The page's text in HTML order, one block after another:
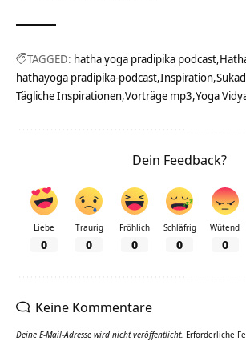
TAGGED: hatha yoga pradipika podcast
hathayoga pradipika-podcast Inspiration
Tägliche Inspirationen Vorträge mp3 Yoga
Dein Feedback?
Liebe
0
Traurig
0
Fröhlich
0
Schläfrig
0
Wütend
0
Keine Kommentare
Deine E-Mail-Adresse wird nicht veröffentlicht. Erforderliche